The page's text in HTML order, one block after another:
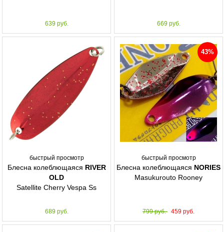
639 руб. 669 руб.
быстрый просмотр
Блесна колеблющаяся RIVER
OLD
Satellite Cherry Vespa Ss
689 руб.
быстрый просмотр
43%
Блесна колеблющаяся NORIES
Masukurouto Rooney
799 руб. 459 руб.